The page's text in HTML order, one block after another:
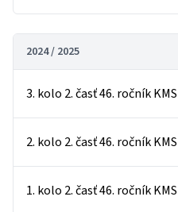
2024 / 2025
3. kolo 2. časť 46. ročník KMS
2. kolo 2. časť 46. ročník KMS
1. kolo 2. časť 46. ročník KMS